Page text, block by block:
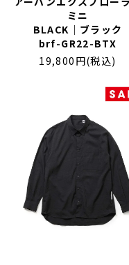
ミニ
BLACK｜ブラック
brf-GR22-BTX
19,800円(税込)